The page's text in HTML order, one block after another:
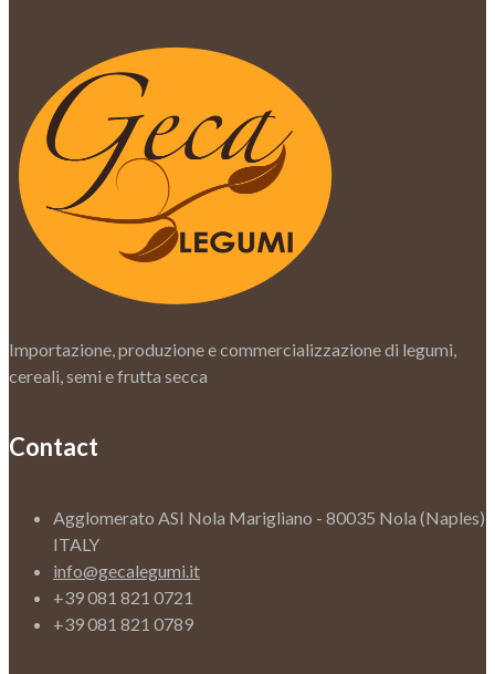
Importazione, produzione e commercializzazione di legumi,
cereali, semi e frutta secca
Contact
Agglomerato ASI Nola Marigliano - 80035 Nola (Naples)
ITALY
info@gecalegumi.it
+39 081 821 0721
+39 081 821 0789